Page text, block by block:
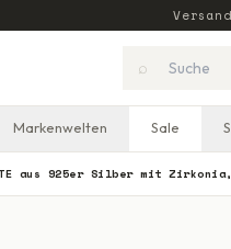
⌕
Markenwelten Sale
aus 925er Silber mit